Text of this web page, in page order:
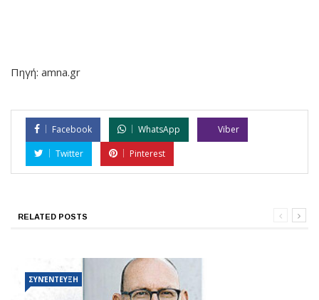
Πηγή: amna.gr
Facebook WhatsApp
Viber
Twitter
Pinterest
RELATED POSTS
ΣΥΝΈΝΤΕΥΞΗ